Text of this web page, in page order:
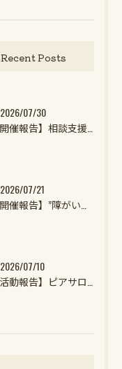
Recent Posts
2026/07/30
2026/07/21
2026/07/10